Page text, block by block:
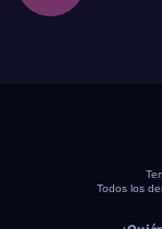
Todos los